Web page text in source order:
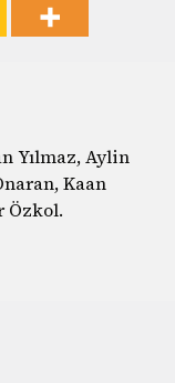
Yılmaz, Aylin
Kaan
Özkol.